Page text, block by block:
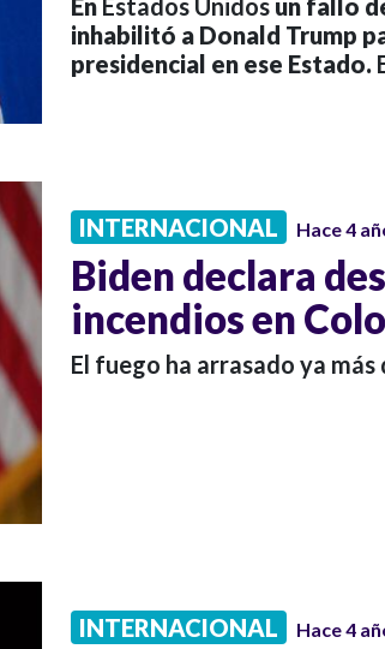
En Estados Unidos un fallo
inhabilitó a Donald Trump
presidencial en ese Estado.
INTERNACIONAL Hace 4
Biden declara
incendios en
El fuego ha arrasado ya
INTERNACIONAL Hace 4